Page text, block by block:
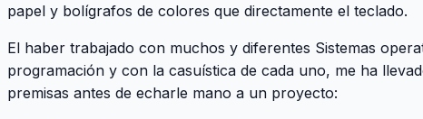
papel y bolígrafos de colores que directamente el teclado.
El haber trabajado con muchos y diferentes Sistemas
programación y con la casuística de cada uno, me ha
premisas antes de echarle mano a un proyecto: